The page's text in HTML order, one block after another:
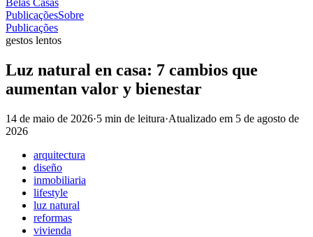
Belas Casas
PublicaçõesSobre
Publicações
gestos lentos
Luz natural en casa: 7 cambios que
aumentan valor y bienestar
14 de maio de 2026·5 min de leitura·Atualizado em 5 de agosto de
2026
arquitectura
diseño
inmobiliaria
lifestyle
luz natural
reformas
vivienda